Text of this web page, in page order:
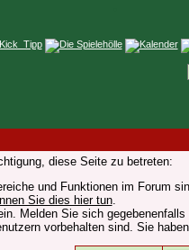
diese Seite zu betreten:
und Funktionen im Forum
Sie dies hier tun.
Melden Sie sich
vorbehalten sind. Sie